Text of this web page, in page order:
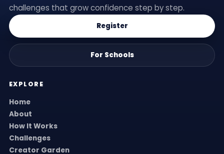
challenges that grow confidence step by step.
Register
For Schools
EXPLORE
Home
About
How It Works
Challenges
Creator Garden